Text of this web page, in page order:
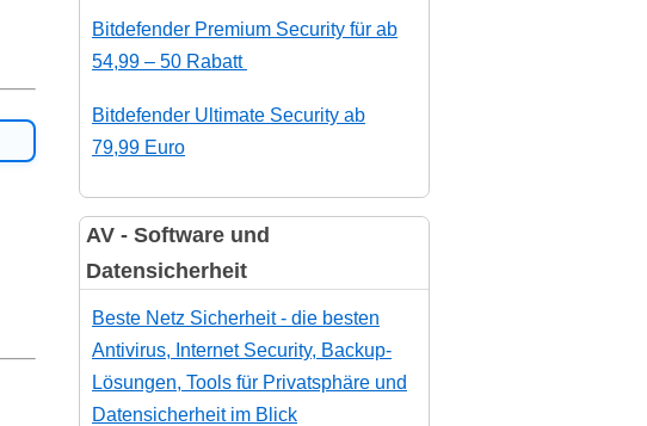
Bitdefender Premium Security für ab
54,99 – 50 Rabatt
Bitdefender Ultimate Security ab
79,99 Euro
AV - Software und
Datensicherheit
Beste Netz Sicherheit - die besten
Antivirus, Internet Security, Backup-
Lösungen, Tools für Privatsphäre und
Datensicherheit im Blick